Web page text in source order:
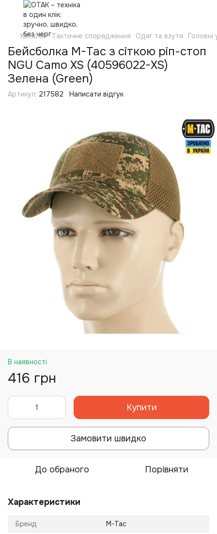
Каталог Тактичне спорядження Одяг та взутя Головні
Бейсболка M-Tac з сіткою ріп-стоп
NGU Camo XS (40596022-XS)
Зелена (Green)
Артикул: 217582 Написати відгук
В наявності
416 грн
Купити
Замовити швидко
До обраного Порівняти
Характеристики
Бренд M-Tac